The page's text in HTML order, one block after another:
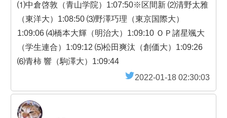
⑴中倉啓敦（青山学院）1:07:50※区間新 ⑵清野太雅
（東洋大）1:08:50 ⑶野澤巧理（東京国際大）
1:09:06 ⑷橋本大輝（明治大）1:09:10 ＯＰ諸星颯大
（学生連合）1:09:12 ⑸松田爽汰（創価大）1:09:26
⑹青柿 響（駒澤大）1:09:44
2022-01-18 02:30:03